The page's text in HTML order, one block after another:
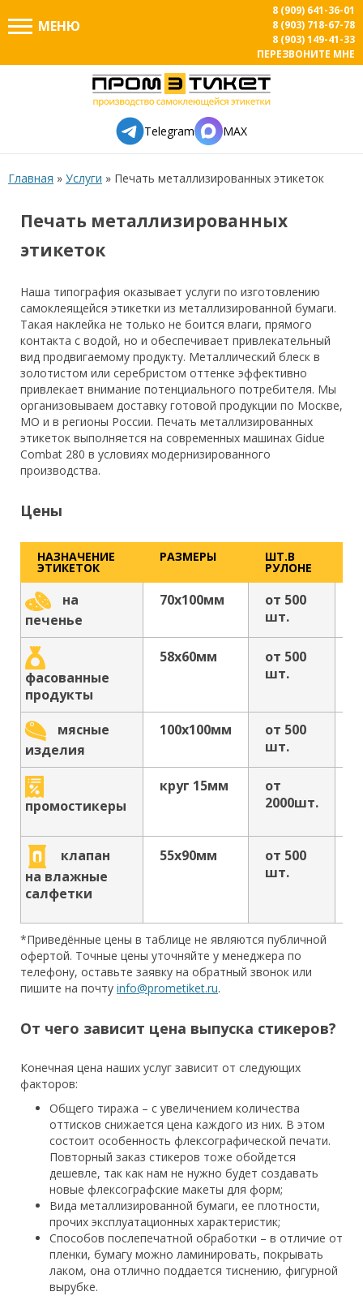
МЕНЮ
8 (909) 641-36-01
8 (903) 718-67-78
8 (903) 149-41-33
ПЕРЕЗВОНИТЕ МНЕ
Telegram MAX
Главная » Услуги » Печать металлизированных этикеток
Печать металлизированных
этикеток
Наша типография оказывает услуги по изготовлению
самоклеящейся этикетки из металлизированной бумаги.
Такая наклейка не только не боится влаги, прямого
контакта с водой, но и обеспечивает привлекательный
вид продвигаемому продукту. Металлический блеск в
золотистом или серебристом оттенке эффективно
привлекает внимание потенциального потребителя. Мы
организовываем доставку готовой продукции по Москве,
МО и в регионы России. Печать металлизированных
этикеток выполняется на современных машинах Gidue
Combat 280 в условиях модернизированного
производства.
Цены
НАЗНАЧЕНИЕ
ЭТИКЕТОК
РАЗМЕРЫ ШТ.В
РУЛОНЕ
на
печенье
70х100мм
от 500
шт.
фасованные
продукты
58х60мм
от 500
шт.
мясные
изделия
100х100мм
от 500
шт.
промостикеры
круг 15мм
от
2000шт.
клапан
на влажные
салфетки
55х90мм
от 500
шт.
*Приведённые цены в таблице не являются публичной
офертой. Точные цены уточняйте у менеджера по
телефону, оставьте заявку на обратный звонок или
пишите на почту info@prometiket.ru.
От чего зависит цена выпуска стикеров?
Конечная цена наших услуг зависит от следующих
факторов:
Общего тиража – с увеличением количества
оттисков снижается цена каждого из них. В этом
состоит особенность флексографической печати.
Повторный заказ стикеров тоже обойдется
дешевле, так как нам не нужно будет создавать
новые флексографские макеты для форм;
Вида металлизированной бумаги, ее плотности,
прочих эксплуатационных характеристик;
Способов послепечатной обработки – в отличие от
пленки, бумагу можно ламинировать, покрывать
лаком, она отлично поддается тиснению, фигурной
вырубке.